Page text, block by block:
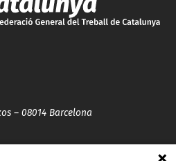
– 08014 Barcelona